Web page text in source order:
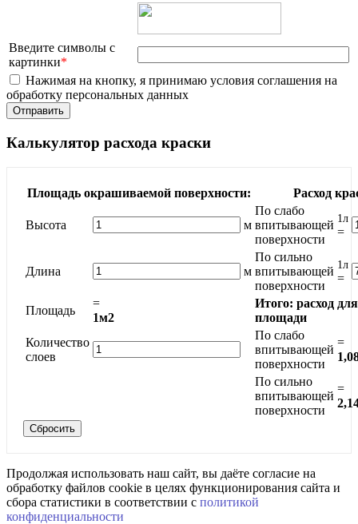
Введите символы с
картинки*
Нажимая на кнопку, я принимаю условия соглашения на
обработку персональных данных
Калькулятор расхода краски
Площадь окрашиваемой поверхности: Расход
Высота м
По слабо
впитывающей
поверхности
1л
=
Длина м
По сильно
впитывающей
поверхности
1л
=
Площадь
=
1м2
Итого: расход
площади
Количество
слоев
По слабо
впитывающей
поверхности
=
По сильно
впитывающей
поверхности
=
Продолжая использовать наш сайт, вы даёте согласие на
обработку файлов cookie в целях функционирования сайта и
сбора статистики в соответствии с политикой
конфиденциальности